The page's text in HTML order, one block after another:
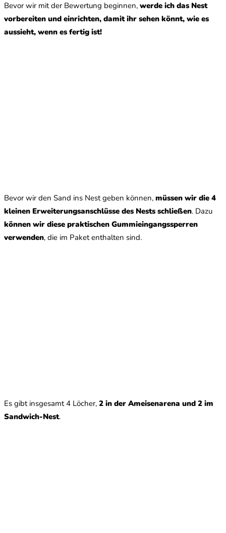
Bevor wir mit der Bewertung beginnen, werde ich das Nest
vorbereiten und einrichten, damit ihr sehen könnt, wie es
aussieht, wenn es fertig ist!
Bevor wir den Sand ins Nest geben können, müssen wir die 4
kleinen Erweiterungsanschlüsse des Nests schließen. Dazu
können wir diese praktischen Gummieingangssperren
verwenden, die im Paket enthalten sind.
Es gibt insgesamt 4 Löcher, 2 in der Ameisenarena und 2 im
Sandwich-Nest.